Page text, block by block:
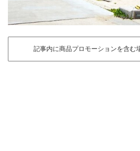
記事内に商品プロモーションを含む